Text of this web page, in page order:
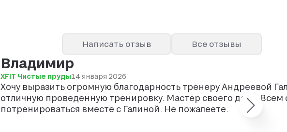
Написать отзыв Все отзывы
Владимир
XFIT Чистые пруды14 января 2026
Хочу выразить огромную благодарность тренеру Андреевой
отличную проведенную тренировку. Мастер своего дела. Всем
потренироваться вместе с Галиной. Не пожалеете.